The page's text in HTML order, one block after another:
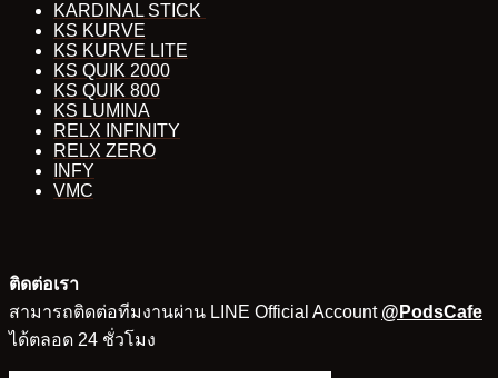
KARDINAL STICK
KS KURVE
KS KURVE LITE
KS QUIK 2000
KS QUIK 800
KS LUMINA
RELX INFINITY
RELX ZERO
INFY
VMC
ติดต่อเรา
สามารถติดต่อทีมงานผ่าน LINE Official Account @PodsCafe
ได้ตลอด 24 ชั่วโมง